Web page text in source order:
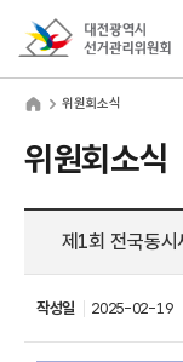
위원회소식
위원회소식
제1회 전국동시
작성일 2025-02-19